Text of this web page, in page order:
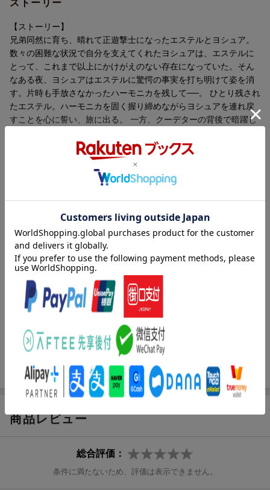
洋題
EIYUU DENSETSU SORA NO KISEKI THE
ANIMATION VOL.1 COLLECTOR`S EDITI
ON
ストーリー
【ストーリー】
兄弟同然に育ち、晴れて正遊撃士になったエステルとヨシュア。
数々の困難な状況で自分を支えてくれたヨシュアは、エステルに
とって、これまで以上にかけがえのない存在になっていた。そん
なある夜、ヨシュアはエステルに驚愕の事実を打ち明けて姿を消
す。片時も手放さなかったハーモニカを残して──。 ひとり残され
たエステル。ハーモニカを固く握り締めながらヨシュアを連れ戻
すことを心に誓い、旅に出る。 一方、クーデターの背後で暗躍し
を引き起こす。《結社》の陰謀を阻止するため、そして姿を消し
たヨシュアを探すため、正遊撃士となったエステルの新たなる旅
空は蒼く、全てを呑み込んで、それでも運命の歯車は止まらない
収録内容
[Disc1]
『英雄伝説 空の軌跡 THE ANIMATION vol.1 COLLECTOR'S EDIT
ION』／Blu-rayDisc Video
アーティスト：日本ファルコム／神田朱未／斎賀みつき ほか
声優：神田朱未／斎賀みつき／塩山由佳ほか
監督：橘正紀
原作：日本ファルコム
「英雄伝説 空の軌跡 THE ANIMATION vol.1」
商品レビュー
総合評価：
条件に満たないため、評価は表示できません。